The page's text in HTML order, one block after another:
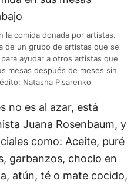
la comida donada por artistas.
de un grupo de artistas que se
ayudar a otros artistas que
mesas después de meses sin
Natasha Pisarenko
no es al azar, está
Juana Rosenbaum, y
como: Aceite, puré
garbanzos, choclo en
atún, té o mate cocido,